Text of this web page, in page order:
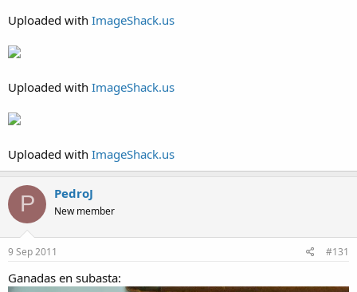
Uploaded with ImageShack.us
Uploaded with ImageShack.us
Uploaded with ImageShack.us
P PedroJ
New member
9 Sep 2011 #131
Ganadas en subasta: